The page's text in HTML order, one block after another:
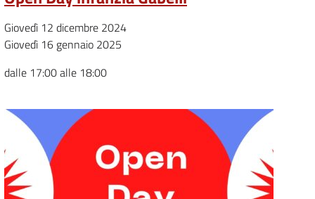
Giovedì 12 dicembre 2024
Giovedì 16 gennaio 2025
dalle 17:00 alle 18:00